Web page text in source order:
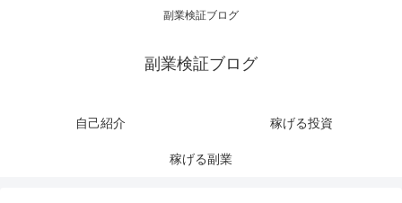
副業検証ブログ
副業検証ブログ
自己紹介 稼げる投資
稼げる副業